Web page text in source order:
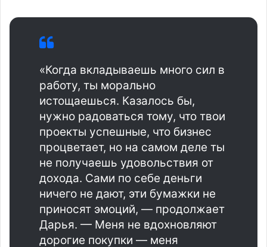
«Когда вкладываешь много сил в
работу, ты морально
истощаешься. Казалось бы,
нужно радоваться тому, что твои
проекты успешные, что бизнес
процветает, но на самом деле ты
не получаешь удовольствия от
дохода. Сами по себе деньги
ничего не дают, эти бумажки не
приносят эмоций, — продолжает
Дарья. — Меня не вдохновляют
дорогие покупки — меня